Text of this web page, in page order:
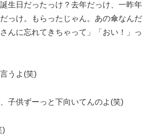
誕生日だったっけ？去年だっけ、一昨年
っけ。もらったじゃん。あの傘なんだ
んに忘れてきちゃって」「おい！」っ
うよ(笑)
、子供ずーっと下向いてんのよ(笑)
)